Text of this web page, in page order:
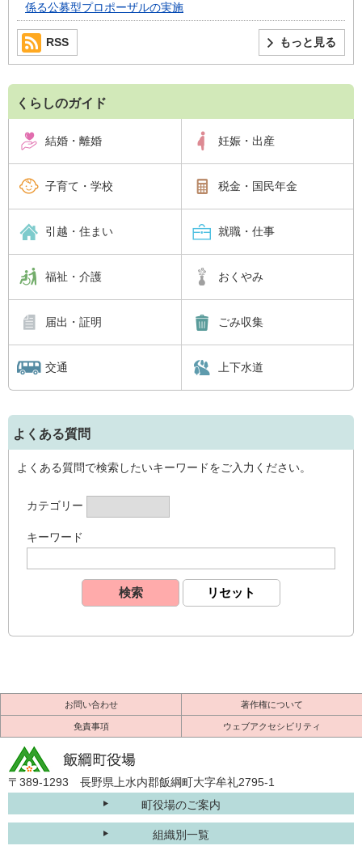
係る公募型プロポーザルの実施
もっと見る
RSS
くらしのガイド
結婚・離婚 妊娠・出産
子育て・学校 税金・国民年金
引越・住まい 就職・仕事
福祉・介護 おくやみ
届出・証明 ごみ収集
交通 上下水道
よくある質問
よくある質問で検索したいキーワードをご入力ください。
カテゴリー
キーワード
お問い合わせ 著作権について
免責事項 ウェブアクセシビリティ
〒389-1293 長野県上水内郡飯綱町大字牟礼2795-1
町役場のご案内
組織別一覧